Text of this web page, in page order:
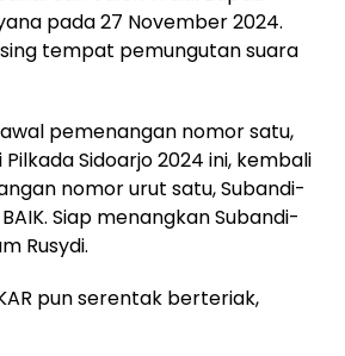
pada 27 November 2024.
tempat pemungutan suara
pemenangan nomor satu,
Pilkada Sidoarjo 2024 ini, kembali
nomor urut satu, Subandi-
Siap menangkan Subandi-
Rusydi.
pun serentak berteriak,